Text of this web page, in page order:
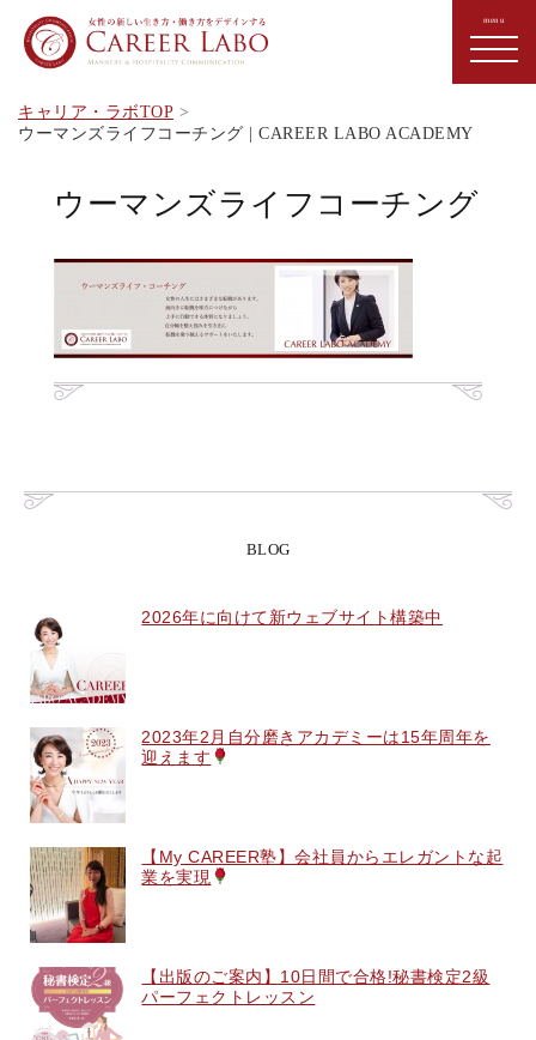
キャリア・ラボTOP
ウーマンズライフコーチング | CAREER LABO ACADEMY
ウーマンズライフコーチング
BLOG
2026年に向けて新ウェブサイト構築中
2023年2月自分磨きアカデミーは15年周年を
迎えます
【My CAREER塾】会社員からエレガントな起
業を実現
【出版のご案内】10日間で合格!秘書検定2級
パーフェクトレッスン